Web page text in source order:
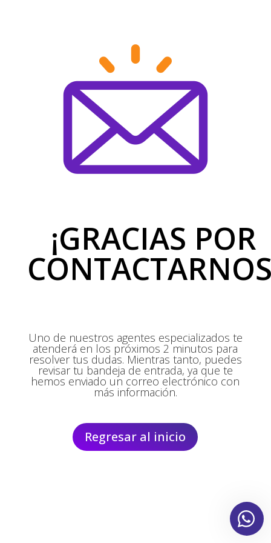
¡GRACIAS POR
Uno de nuestros agentes especializados te
atenderá en los próximos 2 minutos para
resolver tus dudas. Mientras tanto, puedes
revisar tu bandeja de entrada, ya que te
hemos enviado un correo electrónico con
más información.
Regresar al inicio